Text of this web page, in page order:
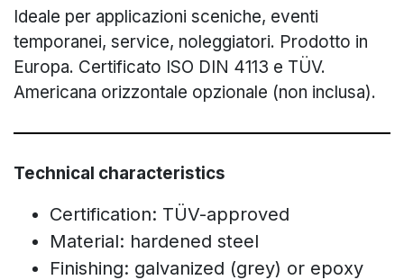
Ideale per applicazioni sceniche, eventi
temporanei, service, noleggiatori. Prodotto in
Europa. Certificato ISO DIN 4113 e TÜV.
Americana orizzontale opzionale (non inclusa).
Technical characteristics
Certification: TÜV-approved
Material: hardened steel
Finishing: galvanized (grey) or epoxy